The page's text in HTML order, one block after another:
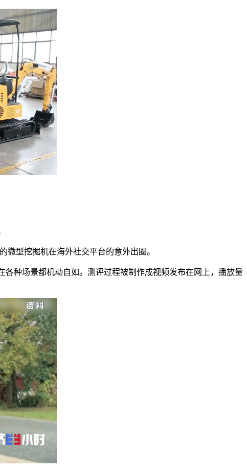
型挖掘机在海外社交平台的意外出圈。
种场景都机动自如。测评过程被制作成视频发布在网上，播放量